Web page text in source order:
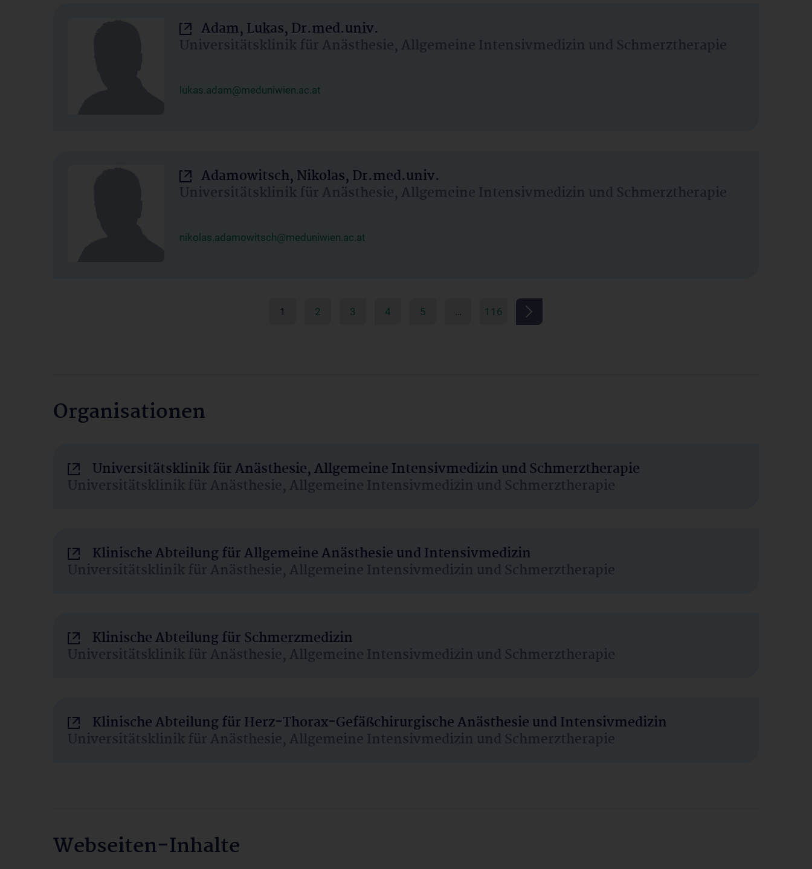
Adam, Lukas, Dr.med.univ.
Universitätsklinik für Anästhesie, Allgemeine Intensivmedizin und Schmerztherapie
lukas.adam@meduniwien.ac.at
Adamowitsch, Nikolas, Dr.med.univ.
Universitätsklinik für Anästhesie, Allgemeine Intensivmedizin und Schmerztherapie
nikolas.adamowitsch@meduniwien.ac.at
1 2 3 4 5 … 116
Organisationen
Universitätsklinik für Anästhesie, Allgemeine Intensivmedizin und Schmerztherapie
Universitätsklinik für Anästhesie, Allgemeine Intensivmedizin und Schmerztherapie
Klinische Abteilung für Allgemeine Anästhesie und Intensivmedizin
Universitätsklinik für Anästhesie, Allgemeine Intensivmedizin und Schmerztherapie
Klinische Abteilung für Schmerzmedizin
Universitätsklinik für Anästhesie, Allgemeine Intensivmedizin und Schmerztherapie
Klinische Abteilung für Herz-Thorax-Gefäßchirurgische Anästhesie und Intensivmedizin
Universitätsklinik für Anästhesie, Allgemeine Intensivmedizin und Schmerztherapie
Webseiten-Inhalte